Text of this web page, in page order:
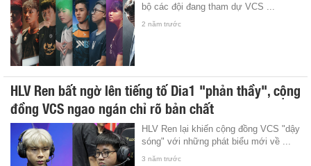
bộ các đội đang tham dự VCS ...
2 năm trước
HLV Ren bất ngờ lên tiếng tố Dia1 "phản thầy", cộng
đồng VCS ngao ngán chỉ rõ bản chất
HLV Ren lại khiến cộng đồng VCS "dậy
sóng" với những phát biểu mới về ...
3 năm trước